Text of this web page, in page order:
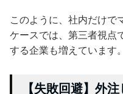
このように、社内だけで
ケースでは、第三者視点
する企業も増えています。
【失敗回避】外